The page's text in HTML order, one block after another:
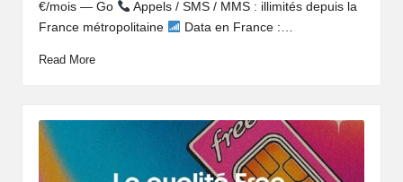
€/mois — Go
Appels / SMS / MMS : illimités depuis la
France métropolitaine
Data en France :…
Read More